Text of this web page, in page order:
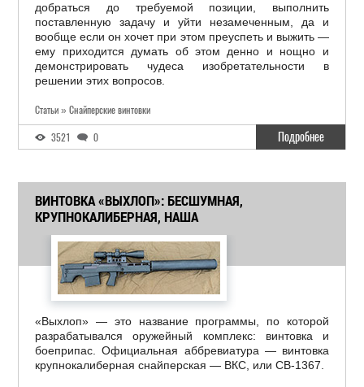
добраться до требуемой позиции, выполнить
поставленную задачу и уйти незамеченным, да и
вообще если он хочет при этом преуспеть и выжить —
ему приходится думать об этом денно и нощно и
демонстрировать чудеса изобретательности в
решении этих вопросов.
Статьи » Снайперские винтовки
3521 0 Подробнее
ВИНТОВКА «ВЫХЛОП»: БЕСШУМНАЯ,
КРУПНОКАЛИБЕРНАЯ, НАША
«Выхлоп» — это название программы, по которой
разрабатывался оружейный комплекс: винтовка и
боеприпас. Официальная аббревиатура — винтовка
крупнокалиберная снайперская — ВКС, или СВ-1367.